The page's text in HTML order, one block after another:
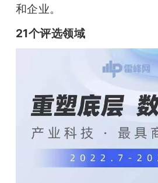
和企业。
21个评选领域